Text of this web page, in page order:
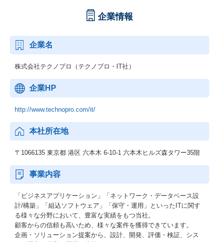
企業情報
企業名
株式会社テクノプロ（テクノプロ・IT社）
企業HP
http://www.technopro.com/it/
本社所在地
〒1066135 東京都 港区 六本木 6-10-1 六本木ヒルズ森タワー35階
事業内容
「ビジネスアプリケーション」「ネットワーク・データベース設
計/構築」「組込ソフトウェア」「保守・運用」といったITに関す
る様々な分野において、豊富な実績をもつ当社。
顧客からの信頼も高いため、様々な案件を獲得できています。
企画・ソリューション提案から、設計、開発、評価・検証、シス